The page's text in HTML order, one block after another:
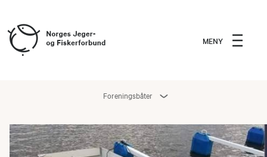
MENY
Foreningsbåter